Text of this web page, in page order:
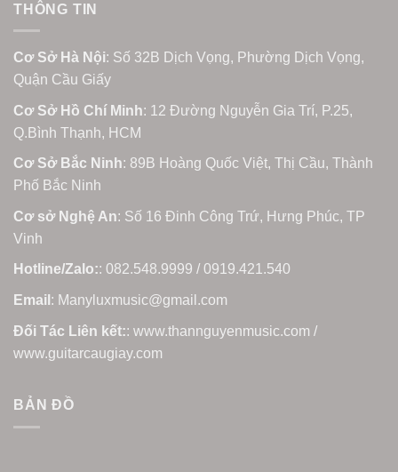
THÔNG TIN
Cơ Sở Hà Nội: Số 32B Dịch Vọng, Phường Dịch Vọng,
Quận Cầu Giấy
Cơ Sở Hồ Chí Minh: 12 Đường Nguyễn Gia Trí, P.25,
Q.Bình Thạnh, HCM
Cơ Sở Bắc Ninh: 89B Hoàng Quốc Việt, Thị Cầu, Thành
Phố Bắc Ninh
Cơ sở Nghệ An: Số 16 Đinh Công Trứ, Hưng Phúc, TP
Vinh
Hotline/Zalo:: 082.548.9999 / 0919.421.540
Email : Manyluxmusic@gmail.com
Đối Tác Liên kết:: www.thannguyenmusic.com /
www.guitarcaugiay.com
BẢN ĐỒ